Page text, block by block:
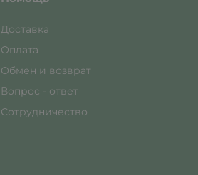
Доставка
Оплата
Обмен и возврат
Вопрос - ответ
Сотрудничество